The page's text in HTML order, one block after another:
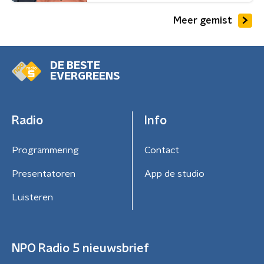
Meer gemist
DE BESTE
EVERGREENS
Radio
Programmering
Presentatoren
Luisteren
Info
Contact
App de studio
NPO Radio 5 nieuwsbrief